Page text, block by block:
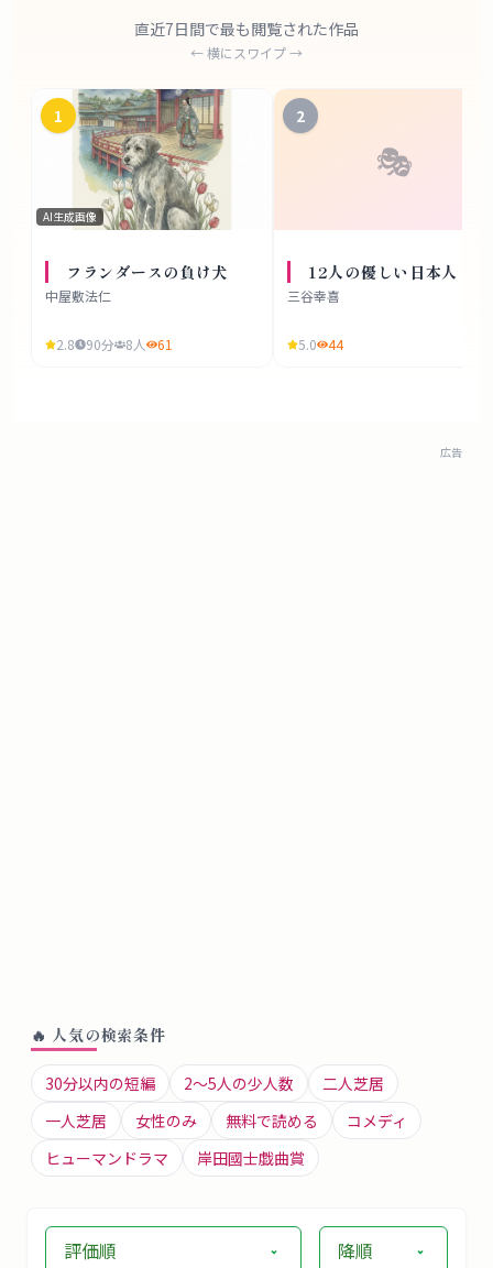
直近7日間で最も閲覧された作品
← 横にスワイプ →
1
AI生成画像
フランダースの負け犬
中屋敷法仁
2.8 90分 8人 61
2
🎭
12人の優しい日本人
三谷幸喜
5.0 44
広告
🔥 人気の検索条件
30分以内の短編 2〜5人の少人数
二人芝居
一人芝居
女性のみ 無料で読める
コメディ
ヒューマンドラマ
岸田國士戯曲賞
評価順 降順